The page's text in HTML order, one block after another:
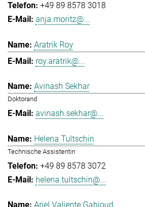
+49 89 8578 3018
anja.moritz@...
Aratrik Roy
roy.aratrik@...
Avinash Sekhar
Doktorand
avinash.sekhar@...
Helena Tultschin
Technische Assistentin
+49 89 8578 3072
helena.tultschin@...
Ariel Valiente Gabioud